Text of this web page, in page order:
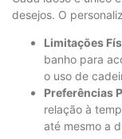
desejos. O
Limitações
banho para
o uso de
Preferências
relação à
até mesmo a